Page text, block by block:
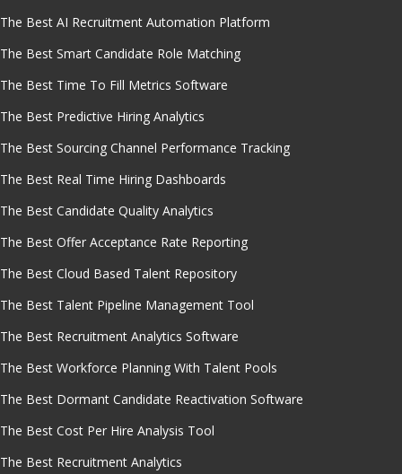
The Best AI Recruitment Automation Platform
The Best Smart Candidate Role Matching
The Best Time To Fill Metrics Software
The Best Predictive Hiring Analytics
The Best Sourcing Channel Performance Tracking
The Best Real Time Hiring Dashboards
The Best Candidate Quality Analytics
The Best Offer Acceptance Rate Reporting
The Best Cloud Based Talent Repository
The Best Talent Pipeline Management Tool
The Best Recruitment Analytics Software
The Best Workforce Planning With Talent Pools
The Best Dormant Candidate Reactivation Software
The Best Cost Per Hire Analysis Tool
The Best Recruitment Analytics